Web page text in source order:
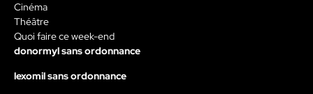
Cinéma
Théâtre
Quoi faire ce week-end
donormyl sans ordonnance
lexomil sans ordonnance